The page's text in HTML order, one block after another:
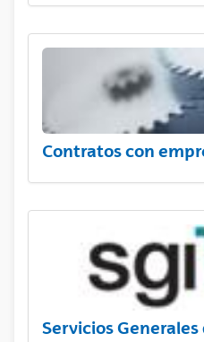
Contratos con
Servicios